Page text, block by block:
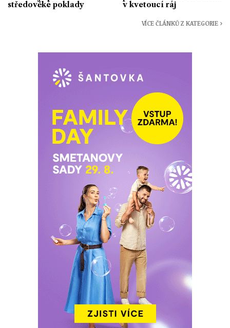
středověké poklady
v kvetoucí ráj
VÍCE ČLÁNKŮ Z KATEGORIE ›